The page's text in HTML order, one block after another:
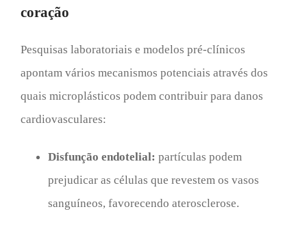
coração
Pesquisas laboratoriais e modelos pré-clínicos
apontam vários mecanismos potenciais através dos
quais microplásticos podem contribuir para danos
cardiovasculares:
Disfunção endotelial: partículas podem
prejudicar as células que revestem os vasos
sanguíneos, favorecendo aterosclerose.